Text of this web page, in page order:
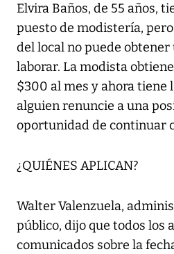
Elvira Baños, de 55 años,
puesto de modistería,
del local no puede obtener
laborar. La modista
$300 al mes y ahora tiene
alguien renuncie a una
oportunidad de continuar
¿QUIÉNES APLICAN?
Walter Valenzuela,
público, dijo que todos los
comunicados sobre la